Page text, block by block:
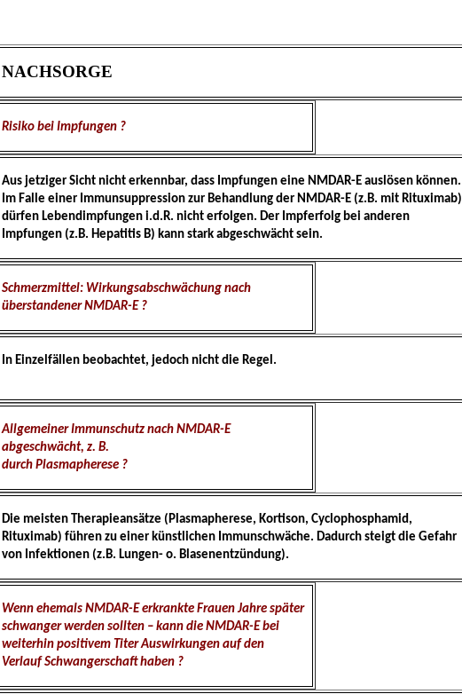
NACHSORGE
Risiko bei Impfungen ?
Aus jetziger Sicht nicht erkennbar, dass Impfungen eine NMDAR-E auslösen können.
Im Falle einer Immunsuppression zur Behandlung der NMDAR-E (z.B. mit Rituximab)
dürfen Lebendimpfungen i.d.R. nicht erfolgen. Der Impferfolg bei anderen
Impfungen (z.B. Hepatitis B) kann stark abgeschwächt sein.
Schmerzmittel: Wirkungsabschwächung nach
überstandener NMDAR-E ?
In Einzelfällen beobachtet, jedoch nicht die Regel.
Allgemeiner Immunschutz nach NMDAR-E
abgeschwächt, z. B.
durch Plasmapherese ?
Die meisten Therapieansätze (Plasmapherese, Kortison, Cyclophosphamid,
Rituximab) führen zu einer künstlichen Immunschwäche. Dadurch steigt die Gefahr
von Infektionen (z.B. Lungen- o. Blasenentzündung).
Wenn ehemals NMDAR-E erkrankte Frauen Jahre später
schwanger werden sollten – kann die NMDAR-E bei
weiterhin positivem Titer Auswirkungen auf den
Verlauf Schwangerschaft haben ?